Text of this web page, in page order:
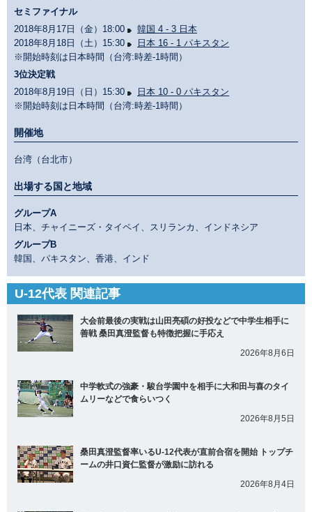
セミファイナル
2018年8月17日（金）18:00
韓国 4 - 3 日本
2018年8月18日（土）15:30
日本 16 - 1 パキスタン
※開始時刻は日本時間（台湾:時差-1時間）
3位決定戦
2018年8月19日（日）15:30
日本 10 - 0 パキスタン
※開始時刻は日本時間（台湾:時差-1時間）
開催地
台湾（台北市）
出場する国と地域
グループA
日本、チャイニーズ・タイペイ、スリランカ、インドネシア
グループB
韓国、パキスタン、香港、インド
U-12代表 関連記事
大会前最後の実戦は山田亮碩の好投などで中学生相手に
善戦 桑田真澄監督も特徴把握に手応え
2026年8月6日
中学軟式の強豪・駿台学園中を相手に大和田与喜のタイ
ムリーなどで食らいつく
2026年8月5日
桑田真澄監督率いるU-12代表が直前合宿を開始 トップチ
ームの井口資仁監督が激励に訪れる
2026年8月4日